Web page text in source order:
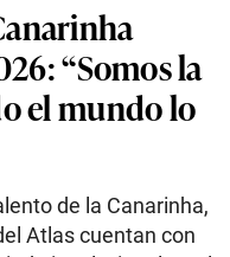
“Somos la
el mundo lo
de la Canarinha,
Atlas cuentan con